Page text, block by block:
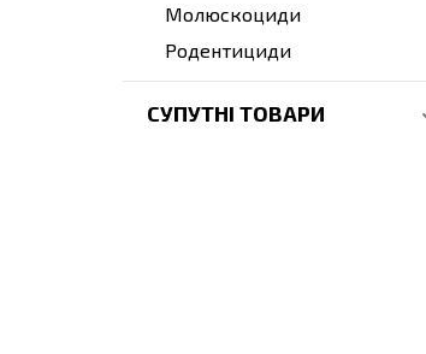
Молюскоциди
Родентициди
СУПУТНІ ТОВАРИ